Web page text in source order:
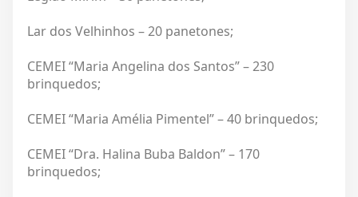
Lar dos Velhinhos – 20 panetones;
CEMEI “Maria Angelina dos Santos” – 230
brinquedos;
CEMEI “Maria Amélia Pimentel” – 40 brinquedos;
CEMEI “Dra. Halina Buba Baldon” – 170
brinquedos;